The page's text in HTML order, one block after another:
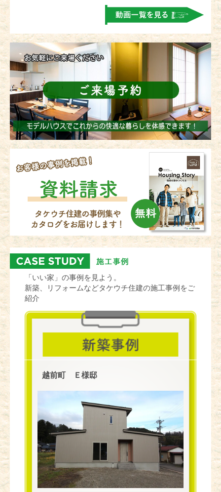
「いい家」の事例を見よう。
新築、リフォームなどタケウチ住建の施工事例をご
紹介
越前町 Ｅ様邸